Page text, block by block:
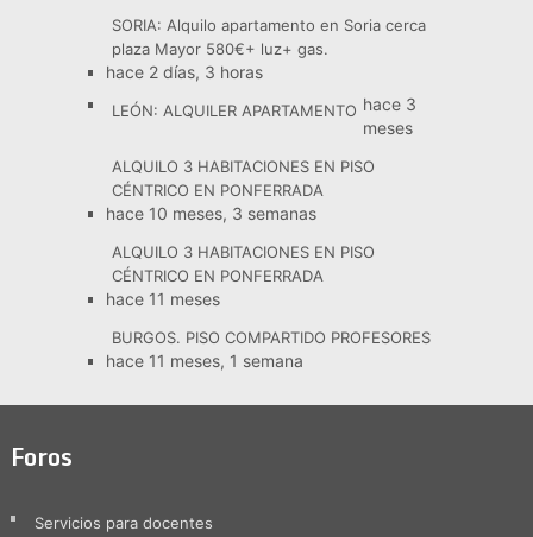
SORIA: Alquilo apartamento en Soria cerca
plaza Mayor 580€+ luz+ gas.
hace 2 días, 3 horas
LEÓN: ALQUILER APARTAMENTO hace 3
meses
ALQUILO 3 HABITACIONES EN PISO
CÉNTRICO EN PONFERRADA
hace 10 meses, 3 semanas
ALQUILO 3 HABITACIONES EN PISO
CÉNTRICO EN PONFERRADA
hace 11 meses
BURGOS. PISO COMPARTIDO PROFESORES
hace 11 meses, 1 semana
Foros
Servicios para docentes